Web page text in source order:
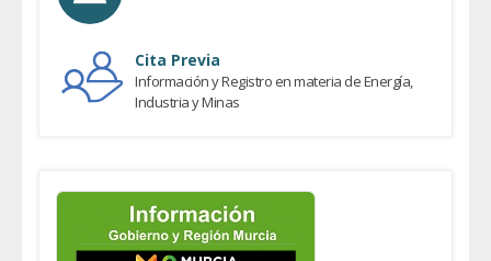
Cita Previa
Información y Registro en materia de Energía,
Industria y Minas